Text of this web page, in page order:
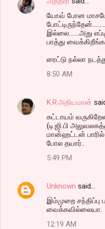
யோவ் போன மாசமே
இல்லை.......அது
பாத்து
ரைட்டு நல்லா
8:50 AM
K.R.அதியமான்
கட்டாயம்
(டி.ஜி.பி
மான்ஹட்டன் பாரில்
போல தயார்..
5:49 PM
Unknown said…
இம்முறை சந்திப்பு
வைக்கவில்லையா.
12:19 AM